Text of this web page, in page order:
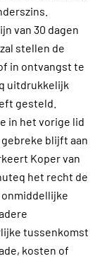
van 30 dagen
stellen de
in ontvangst te
uitdrukkelijk
gesteld.
in het vorige lid
blijft aan
Koper van
het recht de
tussenkomst
kosten of